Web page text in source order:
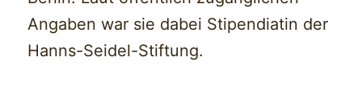
Angaben war sie dabei Stipendiatin der
Hanns-Seidel-Stiftung.